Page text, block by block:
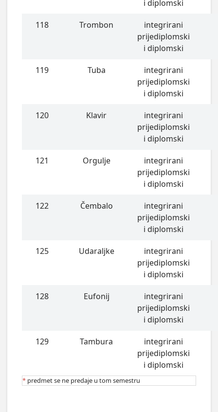
i diplomski
118 Trombon
integrirani
prijediplomski
i diplomski
119 Tuba
integrirani
prijediplomski
i diplomski
120 Klavir
integrirani
prijediplomski
i diplomski
121 Orgulje
integrirani
prijediplomski
i diplomski
122 Čembalo
integrirani
prijediplomski
i diplomski
125 Udaraljke
integrirani
prijediplomski
i diplomski
128 Eufonij
integrirani
prijediplomski
i diplomski
129 Tambura
integrirani
prijediplomski
i diplomski
* predmet se ne predaje u tom semestru